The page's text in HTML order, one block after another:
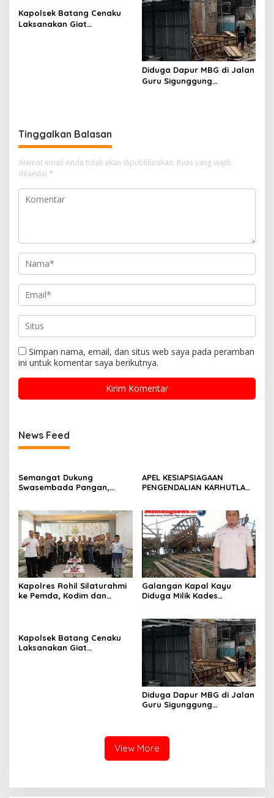
Masyarakat Menilai Bahan
Material Kapal Kayu
Diduga dari Hasil Ilegal
Logging
Kapolsek Batang Cenaku
Laksanakan Giat
Diduga Dapur MBG di Jalan
Guru Sigunggung
Tinggalkan Balasan
Alamat email Anda tidak akan dipublikasikan. Ruas yang wajib
ditandai *
Simpan nama, email, dan situs web saya pada peramban
ini untuk komentar saya berikutnya.
News Feed
Semangat Dukung
Swasembada Pangan,
Sendayan
APEL KESIAPSIAGAAN
PENGENDALIAN KARHUTLA
SINERGI HADAPI MUSIM
KEMARAU DAN POTENSI EL
NINO
Kapolres Rohil Silaturahmi
ke Pemda, Kodim dan
Galangan Kapal Kayu
Diduga Milik Kades
Masyarakat Menilai Bahan
Material Kapal Kayu
Diduga dari Hasil Ilegal
Logging
Kapolsek Batang Cenaku
Laksanakan Giat
Diduga Dapur MBG di Jalan
Guru Sigunggung
Menyengat.
View More